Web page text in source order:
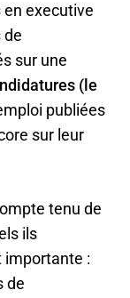
en executive
de
sur une
(le
publiées
sur leur
tenu de
ils
importante :
de